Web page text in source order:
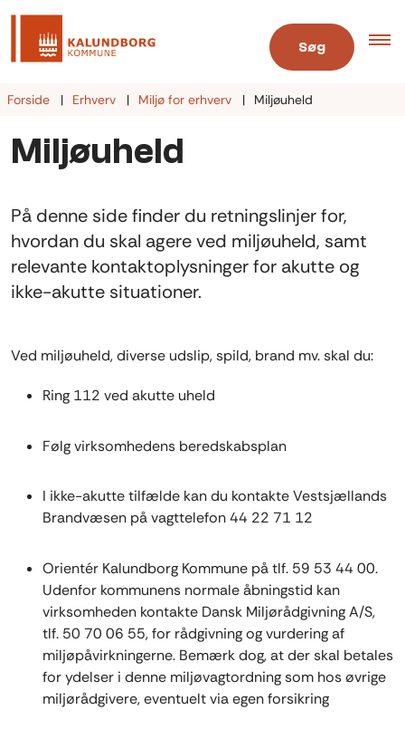
Søg
Forside Erhverv Miljø for erhverv Miljøuheld
Miljøuheld
På denne side finder du retningslinjer for,
hvordan du skal agere ved miljøuheld, samt
relevante kontaktoplysninger for akutte og
ikke-akutte situationer.
Ved miljøuheld, diverse udslip, spild, brand mv. skal du:
Ring 112 ved akutte uheld
Følg virksomhedens beredskabsplan
I ikke-akutte tilfælde kan du kontakte Vestsjællands
Brandvæsen på vagttelefon 44 22 71 12
Orientér Kalundborg Kommune på tlf. 59 53 44 00.
Udenfor kommunens normale åbningstid kan
virksomheden kontakte Dansk Miljørådgivning A/S,
tlf. 50 70 06 55, for rådgivning og vurdering af
miljøpåvirkningerne. Bemærk dog, at der skal betales
for ydelser i denne miljøvagtordning som hos øvrige
miljørådgivere, eventuelt via egen forsikring